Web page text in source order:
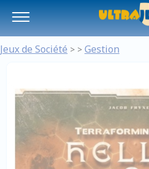
Jeux de Société > > Gestion